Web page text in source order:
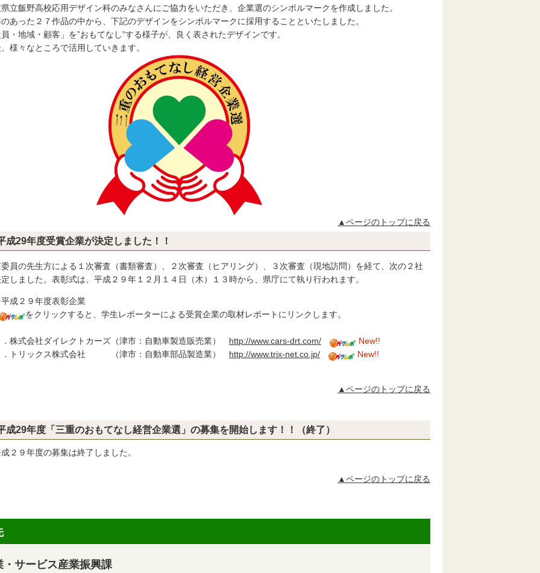
立飯野高校応用デザイン科のみなさんにご協力をいただき、企業選のシンボルマークを作成しました。
あった２７作品の中から、下記のデザインをシンボルマークに採用することといたしました。
・地域・顧客」を”おもてなし”する様子が、良く表されたデザインです。
様々なところで活用していきます。
▲ページのトップに戻る
成29年度受賞企業が決定しました！！
員の先生方による１次審査（書類審査）、２次審査（ヒアリング）、３次審査（現地訪問）を経て、次の２社
しました。表彰式は、平成２９年１２月１４日（木）１３時から、県庁にて執り行われます。
２９年度表彰企業
をクリックすると、学生レポーターによる受賞企業の取材レポートにリンクします。
株式会社ダイレクトカーズ（津市：自動車製造販売業） http://www.cars-drt.com/
New!!
トリックス株式会社 （津市：自動車部品製造業） http://www.trix-net.co.jp/ New!!
▲ページのトップに戻る
成29年度「三重のおもてなし経営企業選」の募集を開始します！！（終了）
９年度の募集は終了しました。
▲ページのトップに戻る
サービス産業振興課